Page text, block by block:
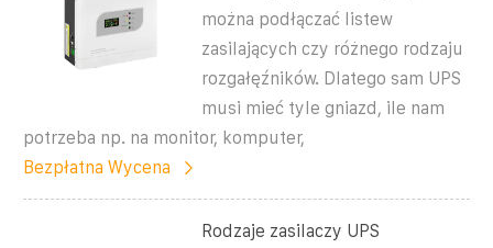
można podłączać listew
zasilających czy różnego rodzaju
rozgałęźników. Dlatego sam UPS
musi mieć tyle gniazd, ile nam
potrzeba np. na monitor, komputer,
Bezpłatna Wycena
Rodzaje zasilaczy UPS